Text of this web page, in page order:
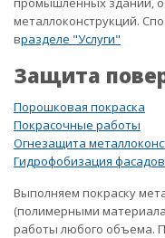
металлоконструкций.
вразделе "Услуги"
Защита
Порошковая покраска
Покрасочные работы
Огнезащита
Гидрофобизация фасадов
Выполняем покраску
(полимерными
работы любого объема.